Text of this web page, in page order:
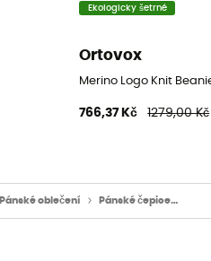
Ekologicky šetrné
Ortovox
Merino Logo Knit
766,37 Kč 1279,00 Kč
Pánské oblečení Pánské čepice